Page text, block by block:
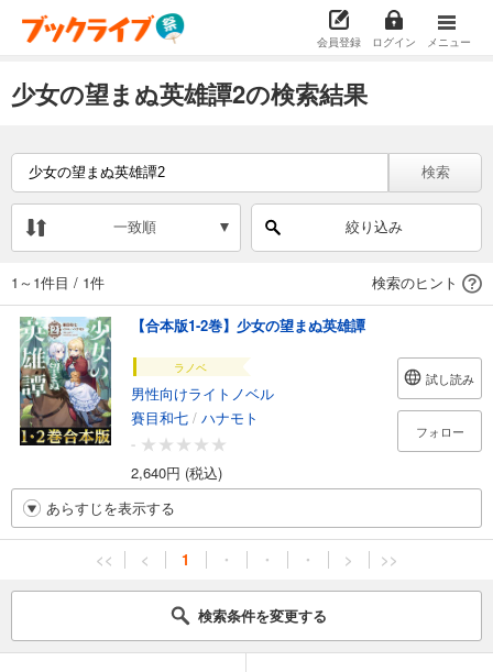
会員登録 ログイン メニュー
少女の望まぬ英雄譚2の検索結果
検索
一致順 絞り込み
1～1件目 / 1件 検索のヒント
【合本版1-2巻】少女の望まぬ英雄譚
ラノベ
男性向けライトノベル
賽目和七 / ハナモト
-
2,640円 (税込)
試し読み
フォロー
あらすじを表示する
<< < 1 ・ ・ ・ > >>
検索条件を変更する